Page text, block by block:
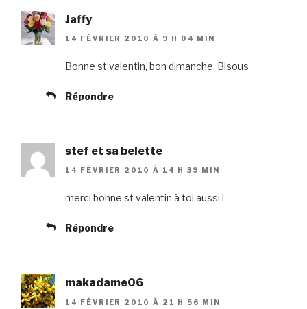
Jaffy
14 FÉVRIER 2010 À 9 H 04 MIN
Bonne st valentin, bon dimanche. Bisous
Répondre
stef et sa belette
14 FÉVRIER 2010 À 14 H 39 MIN
merci bonne st valentin à toi aussi !
Répondre
makadame06
14 FÉVRIER 2010 À 21 H 56 MIN